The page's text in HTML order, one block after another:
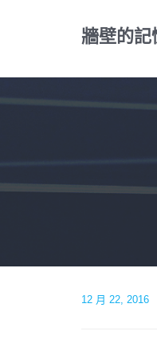
牆壁的記
12 月 22, 2016